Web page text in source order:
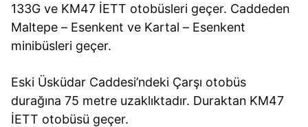
133G ve KM47 İETT otobüsleri geçer. Caddeden
Maltepe – Esenkent ve Kartal – Esenkent
minibüsleri geçer.
Eski Üsküdar Caddesi’ndeki Çarşı otobüs
durağına 75 metre uzaklıktadır. Duraktan KM47
İETT otobüsü geçer.